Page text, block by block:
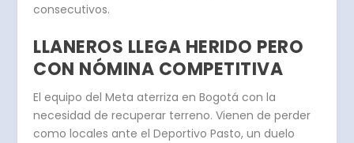
consecutivos.
LLANEROS LLEGA HERIDO PERO
CON NÓMINA COMPETITIVA
El equipo del Meta aterriza en Bogotá con la
necesidad de recuperar terreno. Vienen de perder
como locales ante el Deportivo Pasto, un duelo